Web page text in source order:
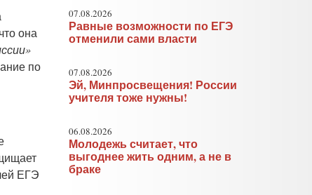
она
по
ЕГЭ
07.08.2026
Равные возможности по ЕГЭ
отменили сами власти
07.08.2026
Эй, Минпросвещения! России
учителя тоже нужны!
06.08.2026
Молодежь считает, что
выгоднее жить одним, а не в
браке